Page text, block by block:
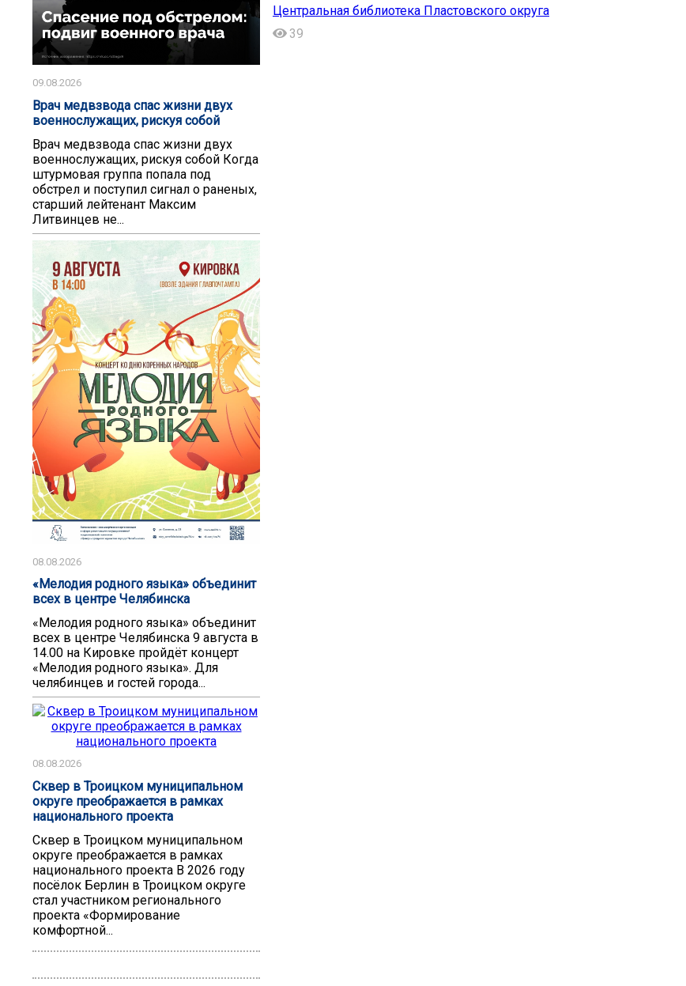
09.08.2026
Врач медвзвода спас жизни двух
военнослужащих, рискуя собой
Врач медвзвода спас жизни двух
военнослужащих, рискуя собой Когда
штурмовая группа попала под
обстрел и поступил сигнал о раненых,
старший лейтенант Максим
Литвинцев не...
08.08.2026
«Мелодия родного языка» объединит
всех в центре Челябинска
«Мелодия родного языка» объединит
всех в центре Челябинска 9 августа в
14.00 на Кировке пройдёт концерт
«Мелодия родного языка». Для
челябинцев и гостей города...
08.08.2026
Сквер в Троицком муниципальном
округе преображается в рамках
национального проекта
Сквер в Троицком муниципальном
округе преображается в рамках
национального проекта В 2026 году
посёлок Берлин в Троицком округе
стал участником регионального
проекта «Формирование
комфортной...
Центральная библиотека Пластовского округа
39